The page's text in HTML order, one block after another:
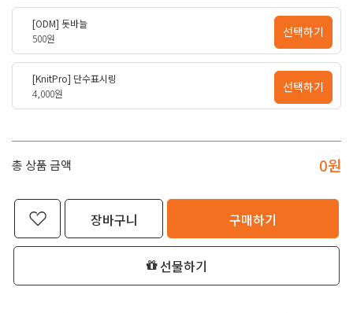
[ODM] 돗바늘
500원
선택하기
[KnitPro] 단수표시링
4,000원
선택하기
총 상품 금액 0원
장바구니 구매하기
선물하기